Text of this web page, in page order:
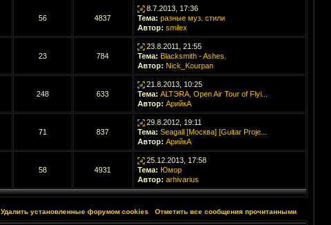
56 4837
8.7.2013, 17:36
Тема: разные муз. стили
Автор: smilex
23 784
23.8.2011, 21:55
Тема: Blacksmith - Ashes.
Автор: Nick_Kourpan
248 633
21.8.2013, 10:25
Тема: ALTЭRA, Open Air Tour of Flyi...
Автор: АрийкА
71 837
29.8.2012, 19:11
Тема: Seagall [Москва] [Guitar Proje...
Автор: АрийкА
58 4931
25.12.2013, 17:58
Тема: Юмор
Автор: arhivarius
Удалить установленные форумом cookies ·Отметить все сообщения прочитанными